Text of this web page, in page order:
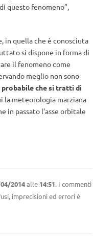
questo fenomeno”,
in quella che è conosciuta
si dispone in forma di
il fenomeno come
meglio non sono
probabile che si tratti di
la meteorologia marziana
in passato l’asse orbitale
2014alle 14:51. I commenti
imprecisioni ed errori è